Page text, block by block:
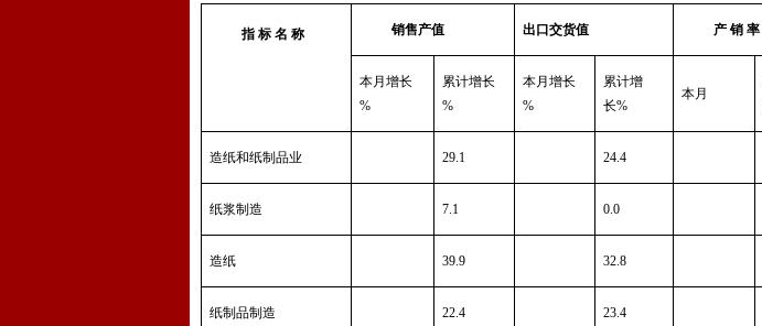
指 标 名 称 销售产值 出口交货值 产 销 率
本月增长
%
累计增长
%
本月增长
%
累计增
长%
本月
造纸和纸制品业 29.1 24.4
纸浆制造 7.1 0.0
造纸 39.9 32.8
纸制品制造 22.4 23.4